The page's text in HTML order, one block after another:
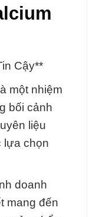
Cậy**
một nhiệm
bối cảnh
liệu
lựa chọn
doanh
mang đến